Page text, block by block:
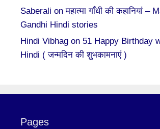
Saberali onमहात्मा गाँधी की कहानियां –
Gandhi Hindi stories
Hindi Vibhag on 51 Happy Birthday
Hindi ( जन्मदिन की शुभकामनाएं )
Pages